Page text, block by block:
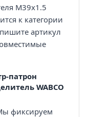
M39x1.5
к категории
артикул
патрон
WABCO
фиксируем